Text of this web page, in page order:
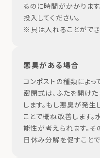
るのに時間がかかりま
投入してください。
※貝は入れることができ
悪臭がある場合
コンポストの種類によっ
密閉式は、ふたを開け
します。もし悪臭が発生
ことで概ね改善します
能性が考えられます。
日休み分解を促すことで